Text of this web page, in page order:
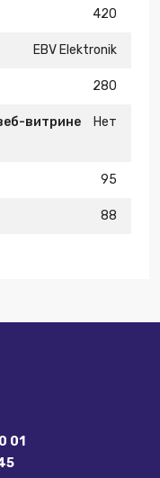
420
EBV Elektronik
280
витрине
Нет
95
88
01